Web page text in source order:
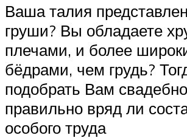
Ваша талия
груши? Вы обладаете
плечами, и более
бёдрами, чем грудь?
подобрать Вам
правильно вряд ли
особого труда